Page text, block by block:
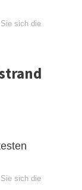
sich die
sich die